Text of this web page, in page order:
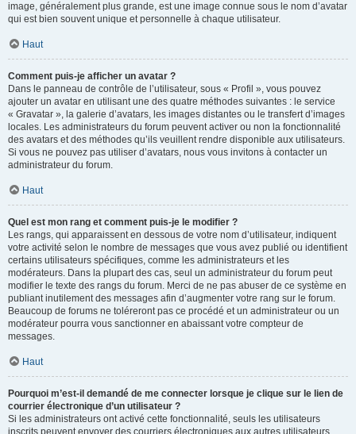
image, généralement plus grande, est une image connue sous le nom d’avatar
qui est bien souvent unique et personnelle à chaque utilisateur.
Haut
Comment puis-je afficher un avatar ?
Dans le panneau de contrôle de l’utilisateur, sous « Profil », vous pouvez
ajouter un avatar en utilisant une des quatre méthodes suivantes : le service
« Gravatar », la galerie d’avatars, les images distantes ou le transfert d’images
locales. Les administrateurs du forum peuvent activer ou non la fonctionnalité
des avatars et des méthodes qu’ils veuillent rendre disponible aux utilisateurs.
Si vous ne pouvez pas utiliser d’avatars, nous vous invitons à contacter un
administrateur du forum.
Haut
Quel est mon rang et comment puis-je le modifier ?
Les rangs, qui apparaissent en dessous de votre nom d’utilisateur, indiquent
votre activité selon le nombre de messages que vous avez publié ou identifient
certains utilisateurs spécifiques, comme les administrateurs et les
modérateurs. Dans la plupart des cas, seul un administrateur du forum peut
modifier le texte des rangs du forum. Merci de ne pas abuser de ce système en
publiant inutilement des messages afin d’augmenter votre rang sur le forum.
Beaucoup de forums ne toléreront pas ce procédé et un administrateur ou un
modérateur pourra vous sanctionner en abaissant votre compteur de
messages.
Haut
Pourquoi m’est-il demandé de me connecter lorsque je clique sur le lien de
courrier électronique d’un utilisateur ?
Si les administrateurs ont activé cette fonctionnalité, seuls les utilisateurs
inscrits peuvent envoyer des courriers électroniques aux autres utilisateurs